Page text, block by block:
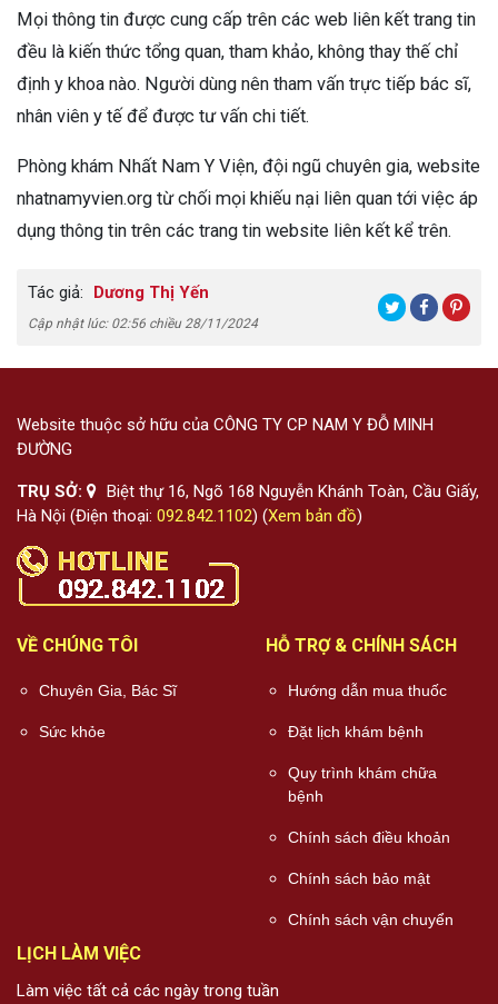
Mọi thông tin được cung cấp trên các web liên kết trang tin
đều là kiến thức tổng quan, tham khảo, không thay thế chỉ
định y khoa nào. Người dùng nên tham vấn trực tiếp bác sĩ,
nhân viên y tế để được tư vấn chi tiết.
Phòng khám Nhất Nam Y Viện, đội ngũ chuyên gia, website
nhatnamyvien.org từ chối mọi khiếu nại liên quan tới việc áp
dụng thông tin trên các trang tin website liên kết kể trên.
Tác giả: Dương Thị Yến
Cập nhật lúc: 02:56 chiều 28/11/2024
Website thuộc sở hữu của CÔNG TY CP NAM Y ĐỖ MINH
ĐƯỜNG
TRỤ SỞ:
Biệt thự 16, Ngõ 168 Nguyễn Khánh Toàn, Cầu Giấy,
Hà Nội (Điện thoại: 092.842.1102) (Xem bản đồ)
VỀ CHÚNG TÔI
Chuyên Gia, Bác Sĩ
Sức khỏe
HỖ TRỢ & CHÍNH SÁCH
Hướng dẫn mua thuốc
Đặt lịch khám bệnh
Quy trình khám chữa
bệnh
Chính sách điều khoản
Chính sách bảo mật
Chính sách vận chuyển
LỊCH LÀM VIỆC
Làm việc tất cả các ngày trong tuần